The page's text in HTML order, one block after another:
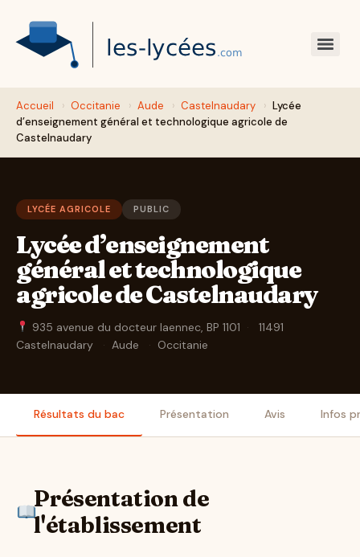
Accueil › Occitanie › Aude › Castelnaudary › Lycée
d’enseignement général et technologique agricole de
Castelnaudary
LYCÉE AGRICOLE PUBLIC
Lycée d’enseignement
général et technologique
agricole de Castelnaudary
935 avenue du docteur laennec, BP 1101 ·
11491
Castelnaudary
· Aude · Occitanie
Résultats du bac Présentation Avis Infos
Présentation de
l'établissement